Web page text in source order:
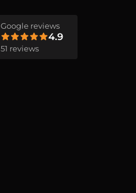
Google reviews
4.9
51 reviews